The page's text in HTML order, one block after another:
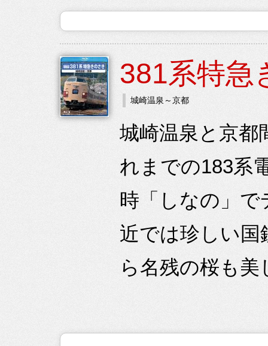
381系特急
城崎温泉～京都
城崎温泉と京都
れまでの183系
時「しなの」
近では珍しい国
ら名残の桜も